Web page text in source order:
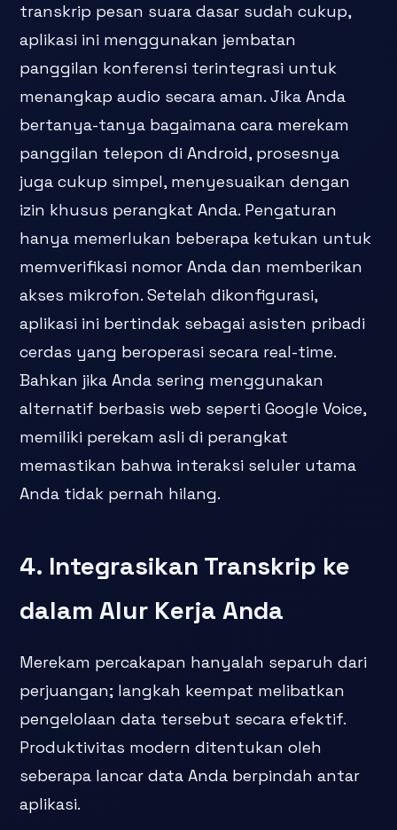
transkrip pesan suara dasar sudah cukup,
aplikasi ini menggunakan jembatan
panggilan konferensi terintegrasi untuk
menangkap audio secara aman. Jika Anda
bertanya-tanya bagaimana cara merekam
panggilan telepon di Android, prosesnya
juga cukup simpel, menyesuaikan dengan
izin khusus perangkat Anda. Pengaturan
hanya memerlukan beberapa ketukan untuk
memverifikasi nomor Anda dan memberikan
akses mikrofon. Setelah dikonfigurasi,
aplikasi ini bertindak sebagai asisten pribadi
cerdas yang beroperasi secara real-time.
Bahkan jika Anda sering menggunakan
alternatif berbasis web seperti Google Voice,
memiliki perekam asli di perangkat
memastikan bahwa interaksi seluler utama
Anda tidak pernah hilang.
4. Integrasikan Transkrip ke
dalam Alur Kerja Anda
Merekam percakapan hanyalah separuh dari
perjuangan; langkah keempat melibatkan
pengelolaan data tersebut secara efektif.
Produktivitas modern ditentukan oleh
seberapa lancar data Anda berpindah antar
aplikasi.